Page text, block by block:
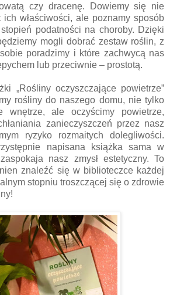
czy dracenę. Dowiemy się nie
właściwości, ale poznamy sposób
podatności na choroby. Dzięki
mogli dobrać zestaw roślin, z
poradzimy i które zachwycą nas
lub przeciwnie – prostotą.
„Rośliny oczyszczające powietrze”
rośliny do naszego domu, nie tylko
wnętrze, ale oczyścimy powietrze,
zanieczyszczeń przez nasz
ryzyko rozmaitych dolegliwości.
napisana książka sama w
nasz zmysł estetyczny. To
znaleźć się w biblioteczce każdej
stopniu troszczącej się o zdrowie